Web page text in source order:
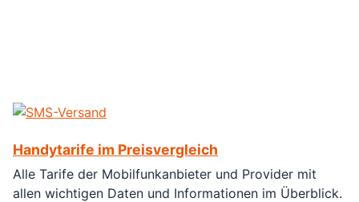
Handytarife im Preisvergleich
Alle Tarife der Mobilfunkanbieter und Provider mit
allen wichtigen Daten und Informationen im Überblick.